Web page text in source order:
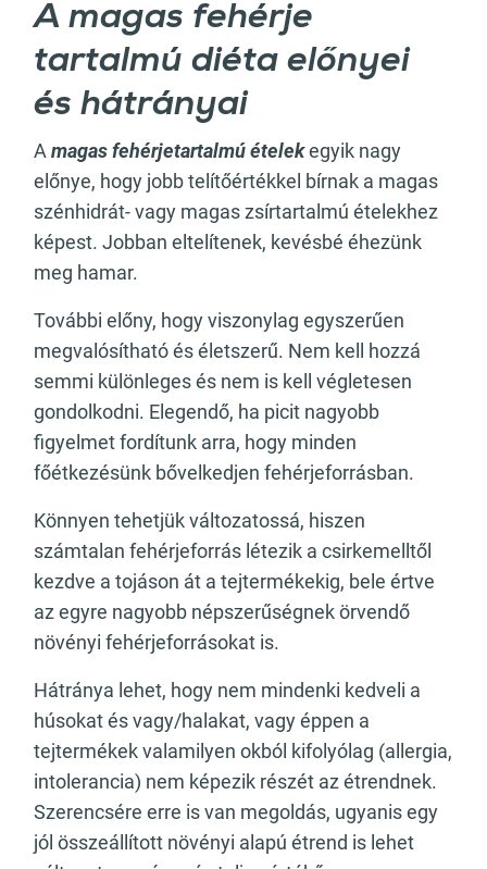
A magas fehérje
tartalmú diéta előnyei
és hátrányai
A magas fehérjetartalmú ételekegyik nagy
előnye, hogy jobb telítőértékkel bírnak a magas
szénhidrát- vagy magas zsírtartalmú ételekhez
képest. Jobban eltelítenek, kevésbé éhezünk
meg hamar.
További előny, hogy viszonylag egyszerűen
megvalósítható és életszerű. Nem kell hozzá
semmi különleges és nem is kell végletesen
gondolkodni. Elegendő, ha picit nagyobb
figyelmet fordítunk arra, hogy minden
főétkezésünk bővelkedjen fehérjeforrásban.
Könnyen tehetjük változatossá, hiszen
számtalan fehérjeforrás létezik a csirkemelltől
kezdve a tojáson át a tejtermékekig, bele értve
az egyre nagyobb népszerűségnek örvendő
növényi fehérjeforrásokat is.
Hátránya lehet, hogy nem mindenki kedveli a
húsokat és vagy/halakat, vagy éppen a
tejtermékek valamilyen okból kifolyólag (allergia,
intolerancia) nem képezik részét az étrendnek.
Szerencsére erre is van megoldás, ugyanis egy
jól összeállított növényi alapú étrend is lehet